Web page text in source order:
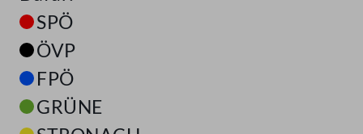
SPÖ
ÖVP
FPÖ
GRÜNE